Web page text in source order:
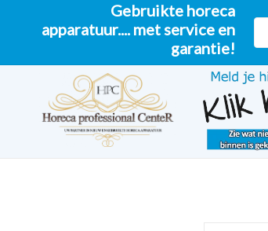
Gebruikte horeca
apparatuur.... met service en
garantie!